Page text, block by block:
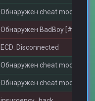
Обнаружен cheat models
Обнаружен BadBoy [#1]
ECD: Disconnected
Обнаружен cheat models
Обнаружен cheat models